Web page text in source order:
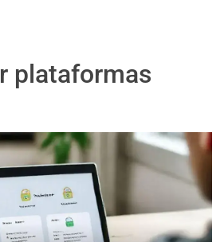
plataformas